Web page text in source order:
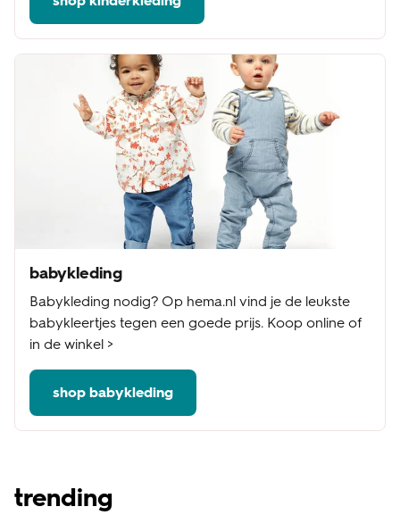
babykleding
Babykleding nodig? Op hema.nl vind je de leukste
babykleertjes tegen een goede prijs. Koop online of
in de winkel >
shop babykleding
trending